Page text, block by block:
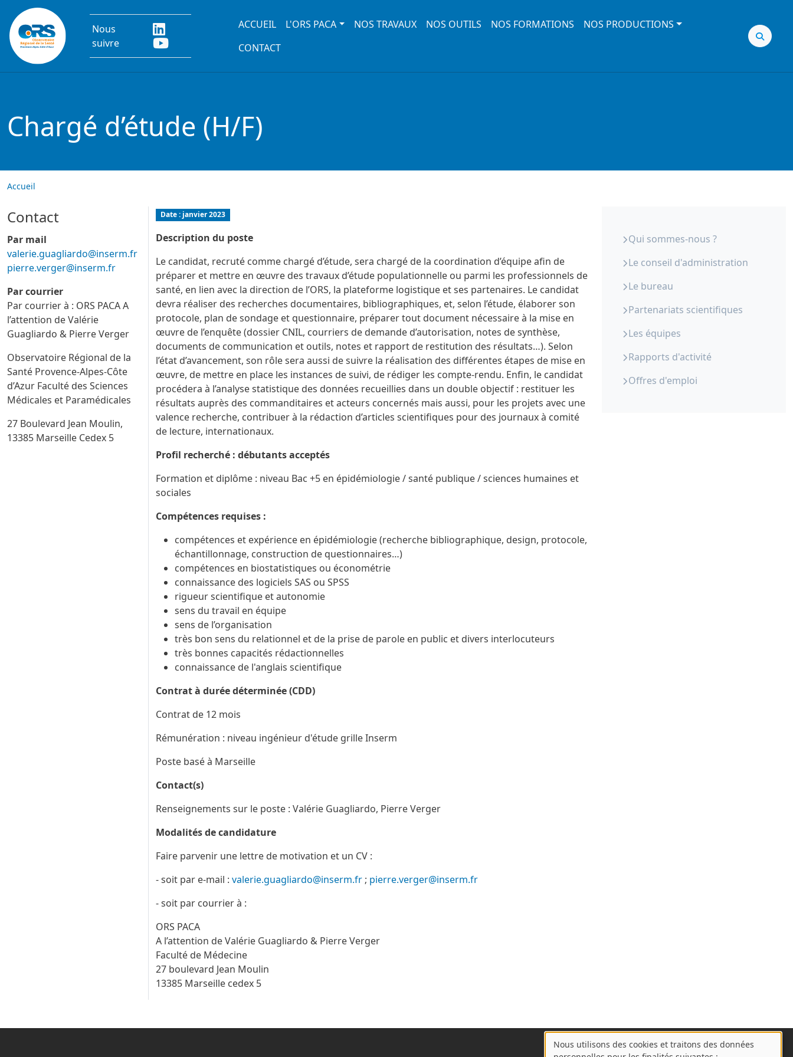
Aller au contenu principal
Nous
suivre
Main navigation
ACCUEIL L'ORS PACA NOS TRAVAUX NOS OUTILS NOS FORMATIONS
NOS PRODUCTIONS
CONTACT
Chargé d’étude (H/F)
Accueil
Contact
Par mail
valerie.guagliardo@inserm.fr
pierre.verger@inserm.fr
Par courrier
Par courrier à : ORS PACA A
l’attention de Valérie
Guagliardo & Pierre Verger
Observatoire Régional de la
Santé Provence-Alpes-Côte
d’Azur Faculté des Sciences
Médicales et Paramédicales
27 Boulevard Jean Moulin,
13385 Marseille Cedex 5
Date : janvier 2023
Description du poste
Le candidat, recruté comme chargé d’étude, sera chargé de la coordination d’équipe afin de
préparer et mettre en œuvre des travaux d’étude populationnelle ou parmi les professionnels de
santé, en lien avec la direction de l’ORS, la plateforme logistique et ses partenaires. Le candidat
devra réaliser des recherches documentaires, bibliographiques, et, selon l’étude, élaborer son
protocole, plan de sondage et questionnaire, préparer tout document nécessaire à la mise en
œuvre de l’enquête (dossier CNIL, courriers de demande d’autorisation, notes de synthèse,
documents de communication et outils, notes et rapport de restitution des résultats…). Selon
l’état d’avancement, son rôle sera aussi de suivre la réalisation des différentes étapes de mise en
œuvre, de mettre en place les instances de suivi, de rédiger les compte-rendu. Enfin, le candidat
procédera à l’analyse statistique des données recueillies dans un double objectif : restituer les
résultats auprès des commanditaires et acteurs concernés mais aussi, pour les projets avec une
valence recherche, contribuer à la rédaction d’articles scientifiques pour des journaux à comité
de lecture, internationaux.
Profil recherché : débutants acceptés
Formation et diplôme : niveau Bac +5 en épidémiologie / santé publique / sciences humaines et
sociales
Compétences requises :
compétences et expérience en épidémiologie (recherche bibliographique, design, protocole,
échantillonnage, construction de questionnaires…)
compétences en biostatistiques ou économétrie
connaissance des logiciels SAS ou SPSS
rigueur scientifique et autonomie
sens du travail en équipe
sens de l’organisation
très bon sens du relationnel et de la prise de parole en public et divers interlocuteurs
très bonnes capacités rédactionnelles
connaissance de l'anglais scientifique
Contrat à durée déterminée (CDD)
Contrat de 12 mois
Rémunération : niveau ingénieur d'étude grille Inserm
Poste basé à Marseille
Contact(s)
Renseignements sur le poste : Valérie Guagliardo, Pierre Verger
Modalités de candidature
Faire parvenir une lettre de motivation et un CV :
- soit par e-mail : valerie.guagliardo@inserm.fr ; pierre.verger@inserm.fr
- soit par courrier à :
ORS PACA
A l’attention de Valérie Guagliardo & Pierre Verger
Faculté de Médecine
27 boulevard Jean Moulin
13385 Marseille cedex 5
Qui sommes-nous ?
Le conseil d'administration
Le bureau
Partenariats scientifiques
Les équipes
Rapports d'activité
Offres d'emploi
A
Nous utilisons des cookies et traitons des données